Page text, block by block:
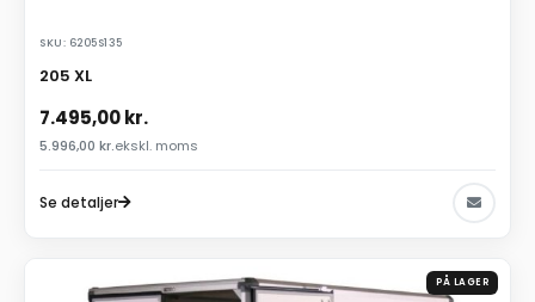
SKU: 6205S135
205 XL
7.495,00kr.
5.996,00 kr.ekskl. moms
Se detaljer
PÅ LAGER